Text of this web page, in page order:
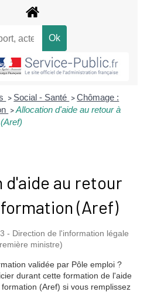
> Social - Santé > Chômage :
> Allocation d'aide au retour à
d'aide au retour
(Aref)
- Direction de l'information légale
ministre)
validée par Pôle emploi ?
durant cette formation de l'aide
(Aref) si vous remplissez